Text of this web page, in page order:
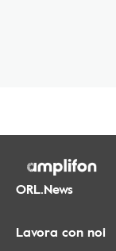
ORL.News
Lavora con noi